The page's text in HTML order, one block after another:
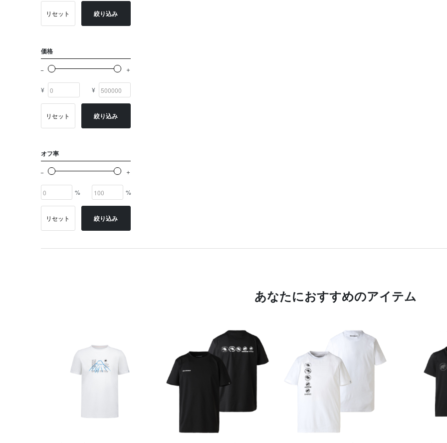
ゴールド系
OTHERS
リセット 絞り込み
価格
¥ ¥
リセット 絞り込み
オフ率
% %
リセット 絞り込み
あなたにおすすめのアイテム